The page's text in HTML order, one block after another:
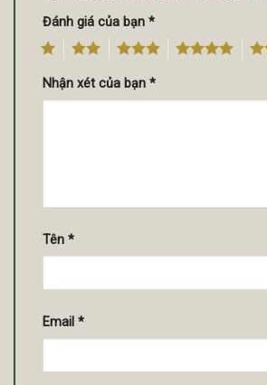
Đánh giá của bạn *
4 5
Nhận xét của bạn *
Tên *
Email *